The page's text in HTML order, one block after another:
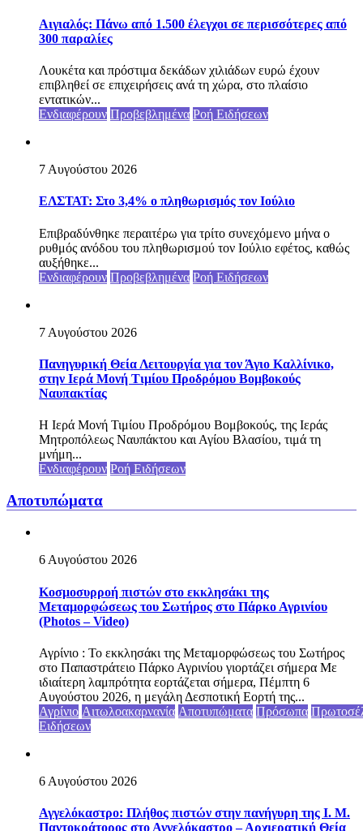
Αιγιαλός: Πάνω από 1.500 έλεγχοι σε περισσότερες από
300 παραλίες
Λουκέτα και πρόστιμα δεκάδων χιλιάδων ευρώ έχουν
επιβληθεί σε επιχειρήσεις ανά τη χώρα, στο πλαίσιο
εντατικών...
Ενδιαφέρουν Προβεβλημένα Ροή Ειδήσεων
7 Αυγούστου 2026
ΕΛΣΤΑΤ: Στο 3,4% ο πληθωρισμός τον Ιούλιο
Επιβραδύνθηκε περαιτέρω για τρίτο συνεχόμενο μήνα ο
ρυθμός ανόδου του πληθωρισμού τον Ιούλιο εφέτος, καθώς
αυξήθηκε...
Ενδιαφέρουν Προβεβλημένα Ροή Ειδήσεων
7 Αυγούστου 2026
Πανηγυρική Θεία Λειτουργία για τον Άγιο Καλλίνικο,
στην Ιερά Μονή Τιμίου Προδρόμου Βομβοκούς
Ναυπακτίας
Η Ιερά Μονή Τιμίου Προδρόμου Βομβοκούς, της Ιεράς
Μητροπόλεως Ναυπάκτου και Αγίου Βλασίου, τιμά τη
μνήμη...
Ενδιαφέρουν Ροή Ειδήσεων
Αποτυπώματα
6 Αυγούστου 2026
Κοσμοσυρροή πιστών στο εκκλησάκι της
Μεταμορφώσεως του Σωτήρος στο Πάρκο Αγρινίου
(Photos – Video)
Αγρίνιο : Το εκκλησάκι της Μεταμορφώσεως του Σωτήρος
στο Παπαστράτειο Πάρκο Αγρινίου γιορτάζει σήμερα Με
ιδιαίτερη λαμπρότητα εορτάζεται σήμερα, Πέμπτη 6
Αυγούστου 2026, η μεγάλη Δεσποτική Εορτή της...
Αγρίνιο Αιτωλοακαρνανία Αποτυπώματα Πρόσωπα
Ειδήσεων
6 Αυγούστου 2026
Αγγελόκαστρο: Πλήθος πιστών στην πανήγυρη της Ι. Μ.
Παντοκράτορος στο Αγγελόκαστρο – Αρχιερατική Θεία